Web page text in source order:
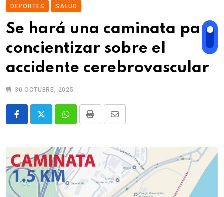
DEPORTES SALUD
Se hará una caminata para
concientizar sobre el
accidente cerebrovascular
30 OCTUBRE, 2025
WhatsappPrint
Share
Email